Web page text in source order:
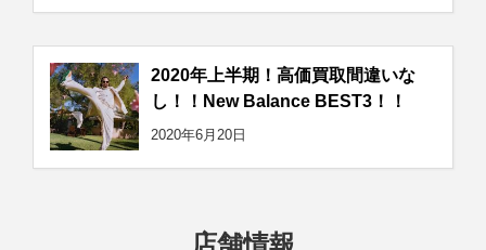
2020年上半期！高価買取間違いな
し！！New Balance BEST3！！
2020年6月20日
店舗情報